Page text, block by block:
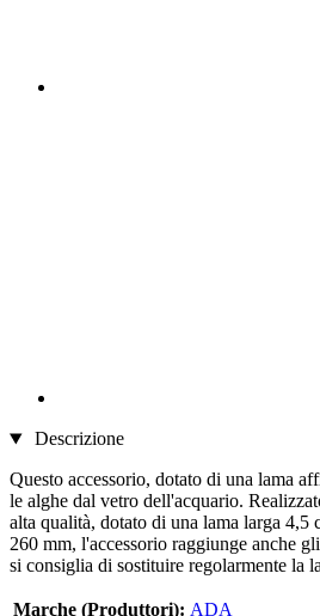
Descrizione
Questo accessorio, dotato di una lama
le alghe dal vetro dell'acquario.
alta qualità, dotato di una lama larga 4,5
260 mm, l'accessorio raggiunge anche
si consiglia di sostituire regolarmente la
Marche (Produttori): ADA